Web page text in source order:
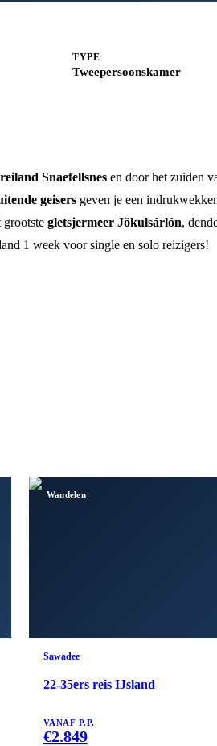
TYPE
Tweepersoonskamer
Snaefellsnes en door het zuiden
geisers geven je een
grootste gletsjermeer Jökulsárlón,
1 week voor single en solo reizigers!
Wandelen
Sawadee
22-35ers reis IJsland
VANAF P.P.
€2.849